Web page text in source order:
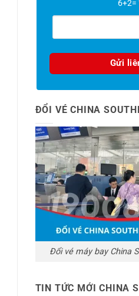
6+2=
ĐỔI VÉ CHINA
Đổi vé máy bay China
TIN TỨC MỚI CHINA